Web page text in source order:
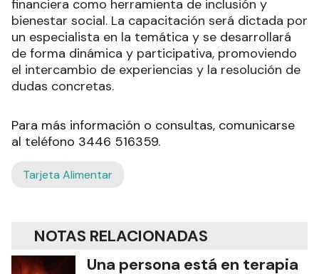
financiera como herramienta de inclusión y
bienestar social. La capacitación será dictada por
un especialista en la temática y se desarrollará
de forma dinámica y participativa, promoviendo
el intercambio de experiencias y la resolución de
dudas concretas.
Para más información o consultas, comunicarse
al teléfono 3446 516359.
Tarjeta Alimentar
NOTAS RELACIONADAS
Una persona está en terapia